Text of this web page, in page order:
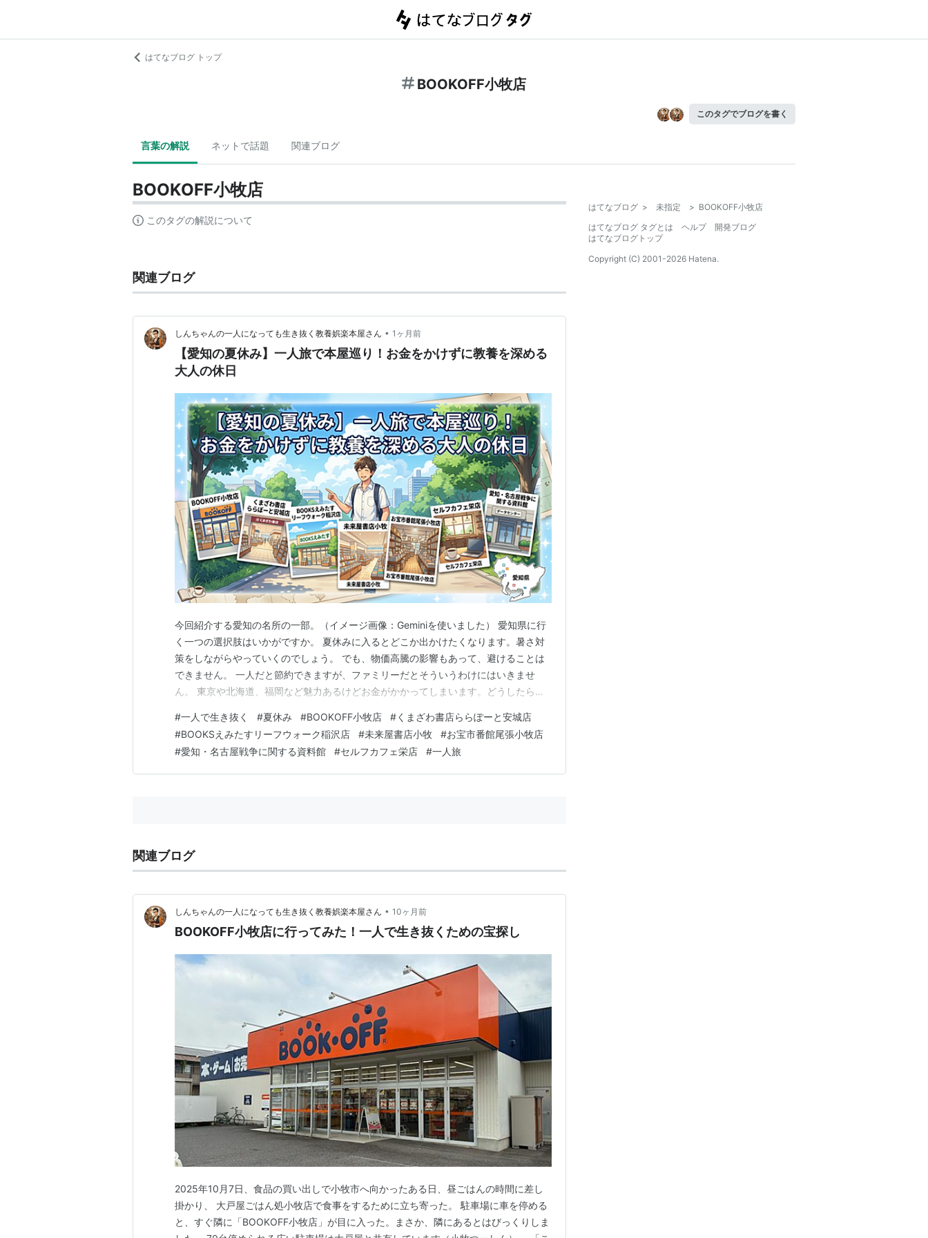
はてなブログ トップ
BOOKOFF小牧店
このタグでブログを書く
言葉の解説 ネットで話題 関連ブログ
BOOKOFF小牧店
このタグの解説について
関連ブログ
しんちゃんの一人になっても生き抜く教養娯楽本屋さん • 1ヶ月前
【愛知の夏休み】一人旅で本屋巡り！お金をかけずに教養を深める
大人の休日
今回紹介する愛知の名所の一部。（イメージ画像：Geminiを使いました） 愛知県に行
く一つの選択肢はいかがですか。 夏休みに入るとどこか出かけたくなります。暑さ対
策をしながらやっていくのでしょう。 でも、物価高騰の影響もあって、避けることは
できません。 一人だと節約できますが、ファミリーだとそういうわけにはいきませ
ん。 東京や北海道、福岡など魅力あるけどお金がかかってしまいます。どうしたらい
ことあります。魅力はありますが、さらなる魅力あります。 どんな魅力があるのか。
覗いてみませんか。 本屋を「目的地」にするという…
#一人で生き抜く #夏休み #BOOKOFF小牧店 #くまざわ書店ららぽーと安城店
#BOOKSえみたすリーフウォーク稲沢店 #未来屋書店小牧 #お宝市番館尾張小牧店
#愛知・名古屋戦争に関する資料館 #セルフカフェ栄店 #一人旅
関連ブログ
しんちゃんの一人になっても生き抜く教養娯楽本屋さん • 10ヶ月前
BOOKOFF小牧店に行ってみた！一人で生き抜くための宝探し
2025年10月7日、食品の買い出しで小牧市へ向かったある日、昼ごはんの時間に差し
掛かり、 大戸屋ごはん処小牧店で食事をするために立ち寄った。 駐車場に車を停める
と、すぐ隣に「BOOKOFF小牧店」が目に入った。まさか、隣にあるとはびっくりしま
はてなブログ > 未指定 > BOOKOFF小牧店
はてなブログ タグとは
ヘルプ
開発ブログ
はてなブログトップ
Copyright (C) 2001-2026 Hatena.